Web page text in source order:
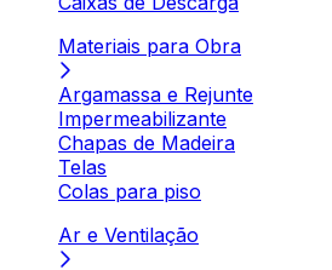
Materiais para Obra
Argamassa e Rejunte
Impermeabilizante
Chapas de Madeira
Telas
Colas para piso
Ar e Ventilação